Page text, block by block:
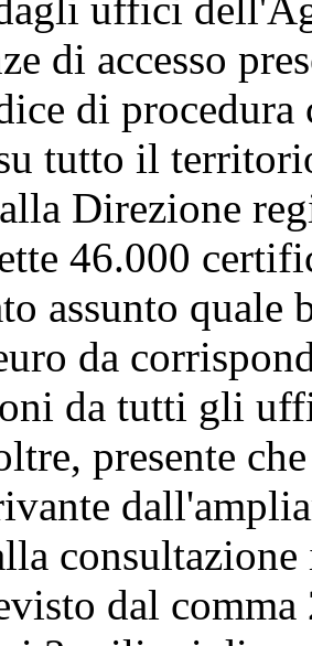
di accesso
di
tutto il
Direzione
46.000
assunto
da
da tutti gli
presente
dal